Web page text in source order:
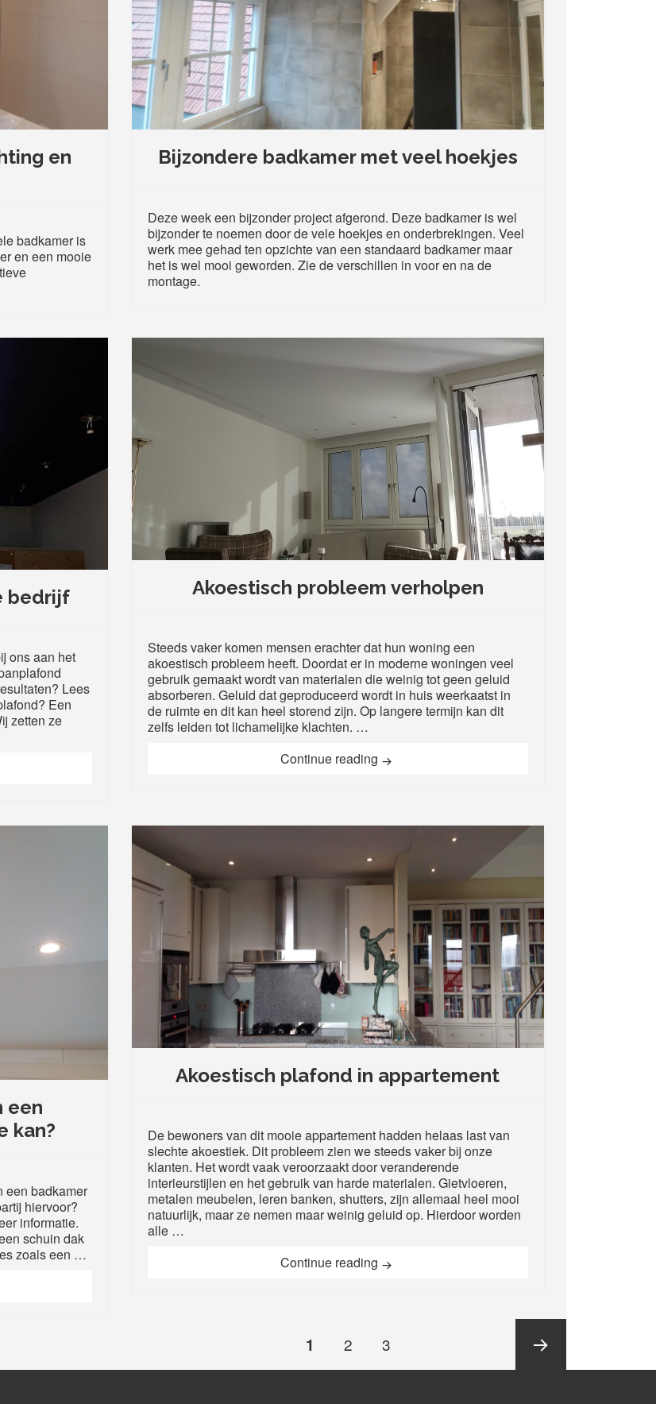
en
badkamer is
en een mooie
Bijzondere badkamer met veel hoekjes
Deze week een bijzonder project afgerond. Deze badkamer is wel
bijzonder te noemen door de vele hoekjes en onderbrekingen. Veel
werk mee gehad ten opzichte van een standaard badkamer maar
het is wel mooi geworden. Zie de verschillen in voor en na de
montage.
bedrijf
ons aan het
Lees
Een
zetten ze
in kantine bedrijf
Akoestisch probleem verholpen
Steeds vaker komen mensen erachter dat hun woning een
akoestisch probleem heeft. Doordat er in moderne woningen veel
gebruik gemaakt wordt van materialen die weinig tot geen geluid
absorberen. Geluid dat geproduceerd wordt in huis weerkaatst in
de ruimte en dit kan heel storend zijn. Op langere termijn kan dit
zelfs leiden tot lichamelijke klachten. …
Continue reading Akoestisch probleem verholpen
een
kan?
een badkamer
hiervoor?
informatie.
schuin dak
zoals een …
ook in een badkamer met schuine zijde kan?
Akoestisch plafond in appartement
De bewoners van dit mooie appartement hadden helaas last van
slechte akoestiek. Dit probleem zien we steeds vaker bij onze
klanten. Het wordt vaak veroorzaakt door veranderende
interieurstijlen en het gebruik van harde materialen. Gietvloeren,
metalen meubelen, leren banken, shutters, zijn allemaal heel mooi
natuurlijk, maar ze nemen maar weinig geluid op. Hierdoor worden
alle …
Continue reading Akoestisch plafond in appartement
PAGE
1 Page
2 Page
3